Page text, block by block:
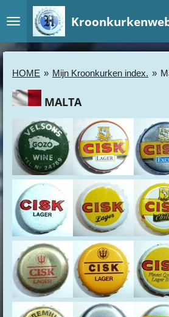
direct
naar
hoofdinhoud
HOME » Mijn Kroonkurken index. »
MALTA